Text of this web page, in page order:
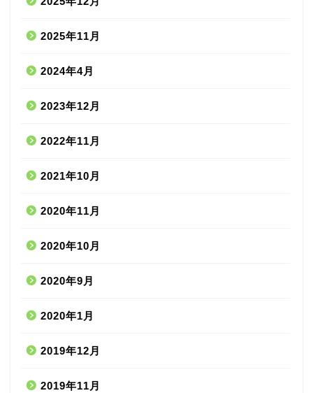
2025年11月
2024年4月
2023年12月
2022年11月
2021年10月
2020年11月
2020年10月
2020年9月
2020年1月
2019年12月
2019年11月